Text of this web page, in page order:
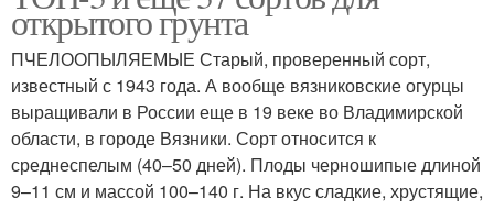
открытого грунта
ПЧЕЛООПЫЛЯЕМЫЕ Старый, проверенный сорт,
известный с 1943 года. А вообще вязниковские огурцы
выращивали в России еще в 19 веке во Владимирской
области, в городе Вязники. Сорт относится к
среднеспелым (40–50 дней). Плоды черношипые длиной
9–11 см и массой 100–140 г. На вкус сладкие, хрустящие,